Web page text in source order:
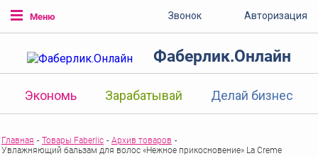
Меню Звонок Авторизация
Фаберлик.Онлайн
Экономь Зарабатывай Делай бизнес
Главная - Товары Faberlic - Архив товаров -
Увлажняющий бальзам для волос «Нежное прикосновение» La Creme